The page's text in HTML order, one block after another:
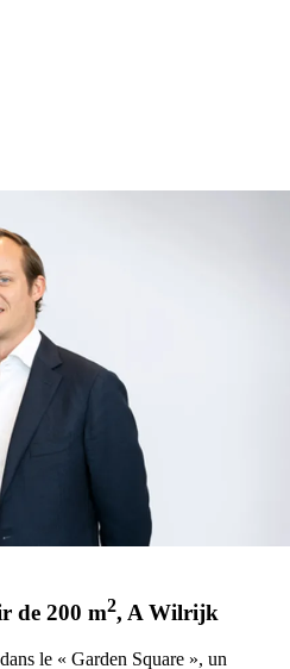
de 200 m2, A Wilrijk
le « Garden Square », un